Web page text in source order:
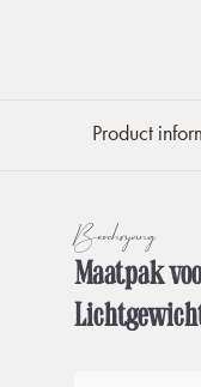
Product
Beschrijving
Maatpak